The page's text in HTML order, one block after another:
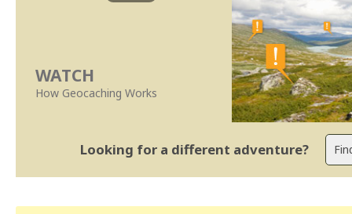
WATCH
How Geocaching Works
Looking for a different adventure?